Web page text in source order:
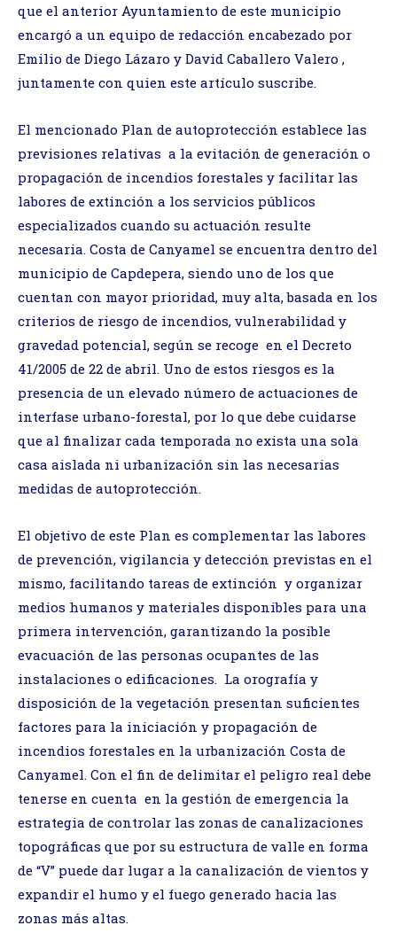
que el anterior Ayuntamiento de este municipio
encargó a un equipo de redacción encabezado por
Emilio de Diego Lázaro y David Caballero Valero ,
juntamente con quien este artículo suscribe.
El mencionado Plan de autoprotección establece las
previsiones relativas a la evitación de generación o
propagación de incendios forestales y facilitar las
labores de extinción a los servicios públicos
especializados cuando su actuación resulte
necesaria. Costa de Canyamel se encuentra dentro del
municipio de Capdepera, siendo uno de los que
cuentan con mayor prioridad, muy alta, basada en los
criterios de riesgo de incendios, vulnerabilidad y
gravedad potencial, según se recoge en el Decreto
41/2005 de 22 de abril. Uno de estos riesgos es la
presencia de un elevado número de actuaciones de
interfase urbano-forestal, por lo que debe cuidarse
que al finalizar cada temporada no exista una sola
casa aislada ni urbanización sin las necesarias
medidas de autoprotección.
El objetivo de este Plan es complementar las labores
de prevención, vigilancia y detección previstas en el
mismo, facilitando tareas de extinción y organizar
medios humanos y materiales disponibles para una
primera intervención, garantizando la posible
evacuación de las personas ocupantes de las
instalaciones o edificaciones. La orografía y
disposición de la vegetación presentan suficientes
factores para la iniciación y propagación de
incendios forestales en la urbanización Costa de
Canyamel. Con el fin de delimitar el peligro real debe
tenerse en cuenta en la gestión de emergencia la
estrategia de controlar las zonas de canalizaciones
topográficas que por su estructura de valle en forma
de “V” puede dar lugar a la canalización de vientos y
expandir el humo y el fuego generado hacia las
zonas más altas.